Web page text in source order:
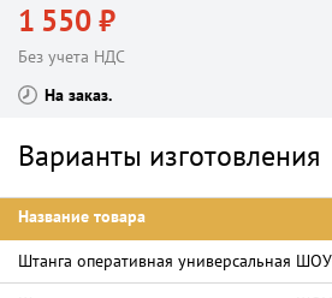
1 550 ₽
Без учета НДС
На заказ
Варианты изготовления
Название товара
Штанга оперативная универсальная